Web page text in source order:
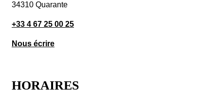
34310 Quarante
+33 4 67 25 00 25
Nous écrire
HORAIRES